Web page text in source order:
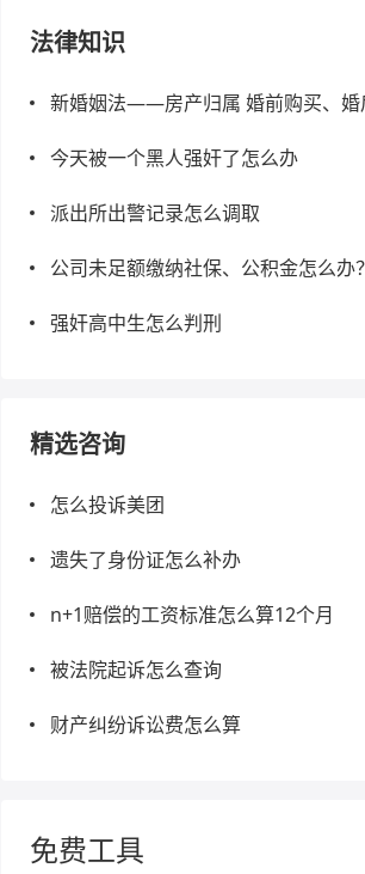
法律知识
新婚姻法——房产归属 婚前购买、婚
今天被一个黑人强奸了怎么办
派出所出警记录怎么调取
公司未足额缴纳社保、公积金怎么办？
强奸高中生怎么判刑
精选咨询
怎么投诉美团
遗失了身份证怎么补办
n+1赔偿的工资标准怎么算12个月
被法院起诉怎么查询
财产纠纷诉讼费怎么算
免费工具